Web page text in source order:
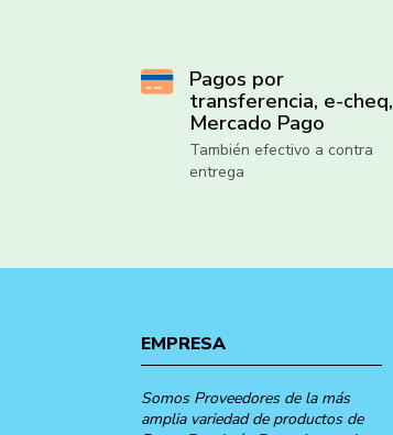
Pagos por
transferencia, e-cheq,
Mercado Pago
También efectivo a contra
entrega
EMPRESA
Somos Proveedores de la más
amplia variedad de productos de